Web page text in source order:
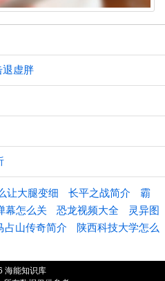
退虚胖
让大腿变细 长平之战简介
霸
幕怎么关 恐龙视频大全
灵异图
占山传奇简介
陕西科技大学怎么
海能知识库